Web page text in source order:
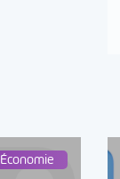
Économie